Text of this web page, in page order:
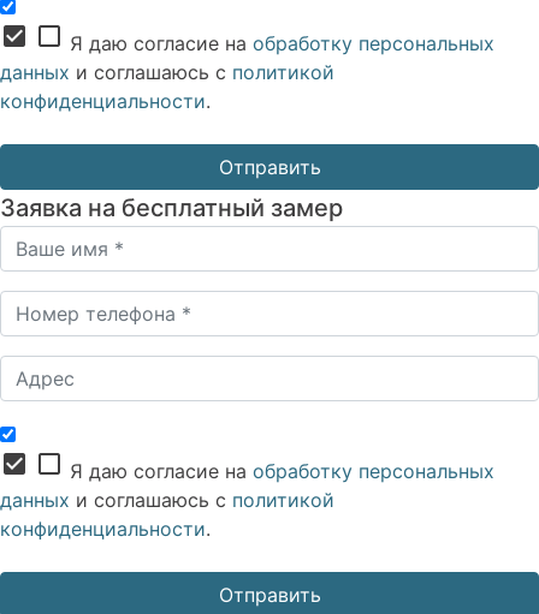
check_box check_box_outline_blank Я даю согласие на обработку персональных
данных и соглашаюсь с политикой
конфиденциальности.
Заявка на бесплатный замер
check_box check_box_outline_blank Я даю согласие на обработку персональных
данных и соглашаюсь с политикой
конфиденциальности.